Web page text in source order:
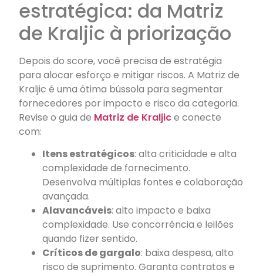
estratégica: da Matriz
de Kraljic à priorização
Depois do score, você precisa de estratégia
para alocar esforço e mitigar riscos. A Matriz de
Kraljic é uma ótima bússola para segmentar
fornecedores por impacto e risco da categoria.
Revise o guia de Matriz de Kraljice conecte
com:
Itens estratégicos: alta criticidade e alta
complexidade de fornecimento.
Desenvolva múltiplas fontes e colaboração
avançada.
Alavancáveis: alto impacto e baixa
complexidade. Use concorrência e leilões
quando fizer sentido.
Críticos de gargalo: baixa despesa, alto
risco de suprimento. Garanta contratos e